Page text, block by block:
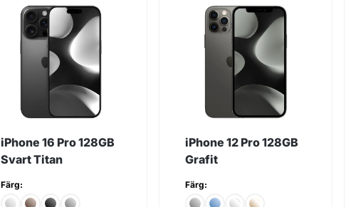
iPhone 16 Pro 128GB
Svart Titan
Färg:
iPhone 12 Pro 128GB
Grafit
Färg: